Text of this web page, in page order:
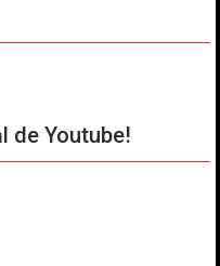
de Youtube!